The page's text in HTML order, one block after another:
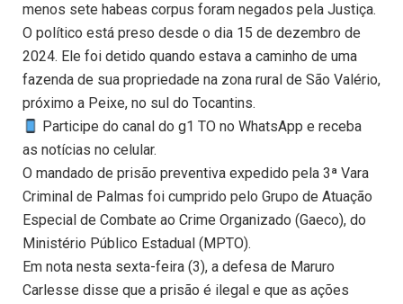
menos sete habeas corpus foram negados pela Justiça.
O político está preso desde o dia 15 de dezembro de
2024. Ele foi detido quando estava a caminho de uma
fazenda de sua propriedade na zona rural de São Valério,
próximo a Peixe, no sul do Tocantins.
Participe do canal do g1 TO no WhatsApp e receba
as notícias no celular.
O mandado de prisão preventiva expedido pela 3ª Vara
Criminal de Palmas foi cumprido pelo Grupo de Atuação
Especial de Combate ao Crime Organizado (Gaeco), do
Ministério Público Estadual (MPTO).
Em nota nesta sexta-feira (3), a defesa de Maruro
Carlesse disse que a prisão é ilegal e que as ações